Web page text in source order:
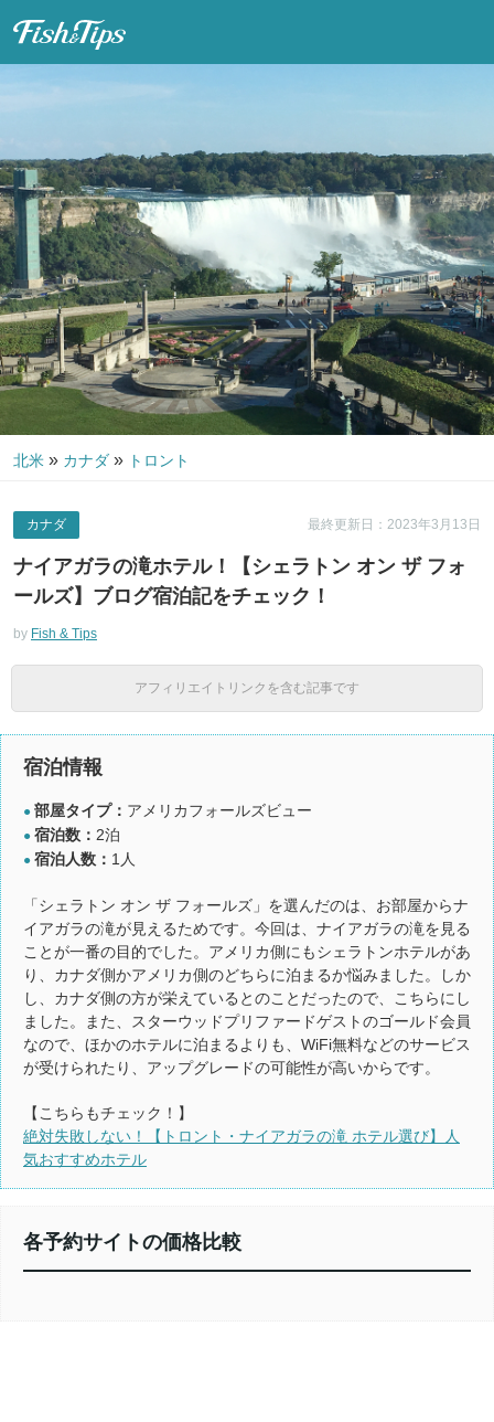
北米 » カナダ » トロント
最終更新日：2023年3月13日
カナダ
ナイアガラの滝ホテル！【シェラトン オン ザ フォ
ールズ】ブログ宿泊記をチェック！
by Fish & Tips
アフィリエイトリンクを含む記事です
宿泊情報
● 部屋タイプ： アメリカフォールズビュー
● 宿泊数： 2泊
● 宿泊人数： 1人
「シェラトン オン ザ フォールズ」を選んだのは、お部屋からナ
イアガラの滝が見えるためです。今回は、ナイアガラの滝を見る
ことが一番の目的でした。アメリカ側にもシェラトンホテルがあ
り、カナダ側かアメリカ側のどちらに泊まるか悩みました。しか
し、カナダ側の方が栄えているとのことだったので、こちらにし
ました。また、スターウッドプリファードゲストのゴールド会員
なので、ほかのホテルに泊まるよりも、WiFi無料などのサービス
が受けられたり、アップグレードの可能性が高いからです。
【こちらもチェック！】
絶対失敗しない！【トロント・ナイアガラの滝 ホテル選び】人
気おすすめホテル
各予約サイトの価格比較